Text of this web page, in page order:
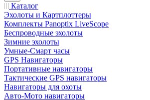
Каталог
Эхолоты и Картплоттеры
Комплекты Panoptix LiveScope
Беспроводные эхолоты
Зимние эхолоты
Умные-Смарт часы
GPS Навигаторы
Портативные навигаторы
Тактические GPS навигаторы
Навигаторы для охоты
Авто-Мото навигаторы